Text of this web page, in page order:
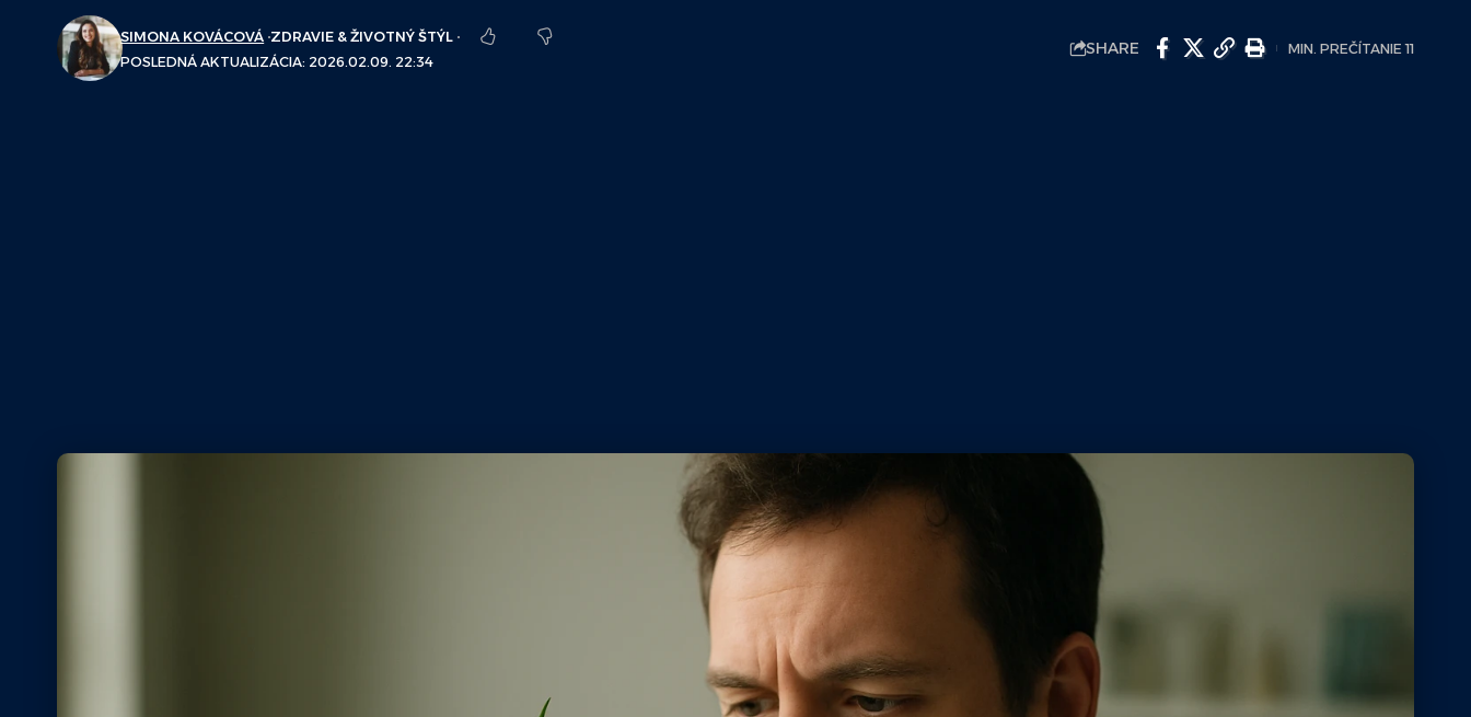
POSLEDNÁ AKTUALIZÁCIA: 2026.02.09. 22:34
SIMONA KOVÁCOVÁ ZDRAVIE & ŽIVOTNÝ ŠTÝL
SHARE MIN. PREČÍTANIE 11